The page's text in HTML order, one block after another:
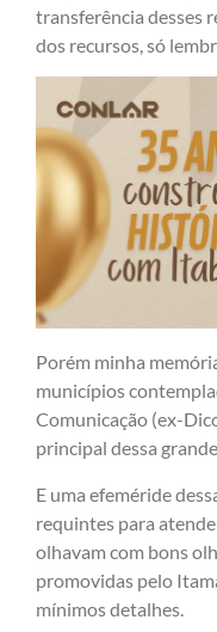
transferência desses
dos recursos, só
Porém minha
municípios
Comunicação (ex-
principal dessa
E uma efeméride
requintes para
olhavam com bons
promovidas pelo
mínimos detalhes.